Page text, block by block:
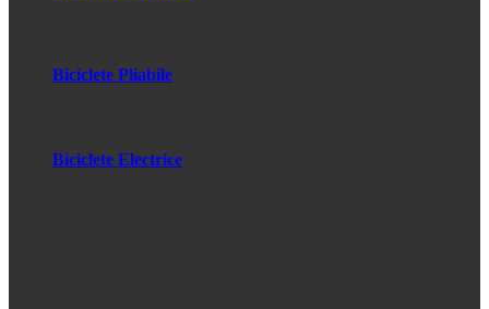
Biciclete Pliabile
Biciclete Electrice